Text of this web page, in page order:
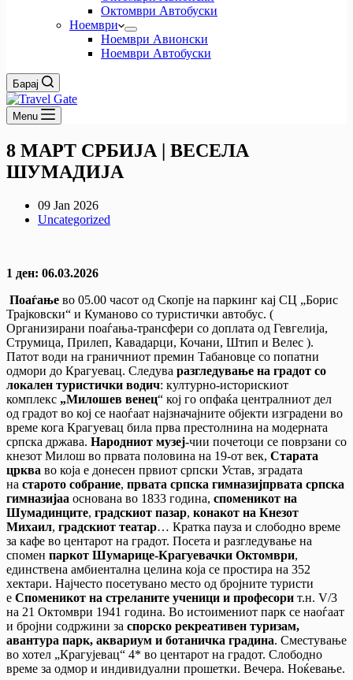
Октомври Автобуски
Ноември
Ноември Авионски
Ноември Автобуски
Барај
Menu
8 МАРТ СРБИЈА | ВЕСЕЛА
ШУМАДИЈА
09 Jan 2026
Uncategorized
1 ден: 06.03.2026
Поаѓање во 05.00 часот од Скопје на паркинг кај СЦ „Борис
Трајковски“ и Куманово со туристички автобус. (
Организирани поаѓања-трансфери со доплата од Гевгелија,
Струмица, Прилеп, Кавадарци, Кочани, Штип и Велес ).
Патот води на граничниот премин Табановце со попатни
одмори до Крагуевац. Следува разгледување на градот со
локален туристички водич: културно-историскиот
комплекс „Милошев венец“ кој го опфаќа централниот дел
од градот во кој се наоѓаат најзначајните објекти изградени во
време кога Крагуевац била прва престолнина на модерната
српска држава. Народниот музеј-чии почетоци се поврзани со
кнезот Милош во првата половина на 19-от век, Старата
црква во која е донесен првиот српски Устав, зградата
на старото собрание, првата српска гимназијпрвата српска
гимназијаа основана во 1833 година, споменикот на
Шумадинците, градскиот пазар, конакот на Кнезот
Михаил, градскиот театар… Кратка пауза и слободно време
за кафе во центарот на градот. Посета и разгледување на
спомен паркот Шумарице-Крагуевачки Октомври,
единствена амбиентална целина која се простира на 352
хектари. Најчесто посетувано место од бројните туристи
е Споменикот на стреланите ученици и професори т.н. V/3
на 21 Октомври 1941 година. Во истоимениот парк се наоѓаат
и бројни содржини за спорско рекреативен туризам,
авантура парк, аквариум и ботаничка градина. Сместување
во хотел „Крагујевац“ 4* во центарот на градот. Слободно
време за одмор и индивидуални прошетки. Вечера. Ноќевање.